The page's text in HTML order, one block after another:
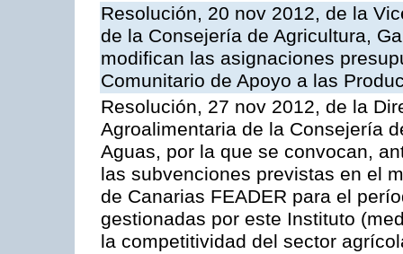
Resolución, 20 nov 2012, de la
de la Consejería de Agricultura,
modifican las asignaciones
Comunitario de Apoyo a las
Resolución, 27 nov 2012, de la
Agroalimentaria de la Consejería
Aguas, por la que se convocan,
las subvenciones previstas en el
de Canarias FEADER para el
gestionadas por este Instituto
la competitividad del sector